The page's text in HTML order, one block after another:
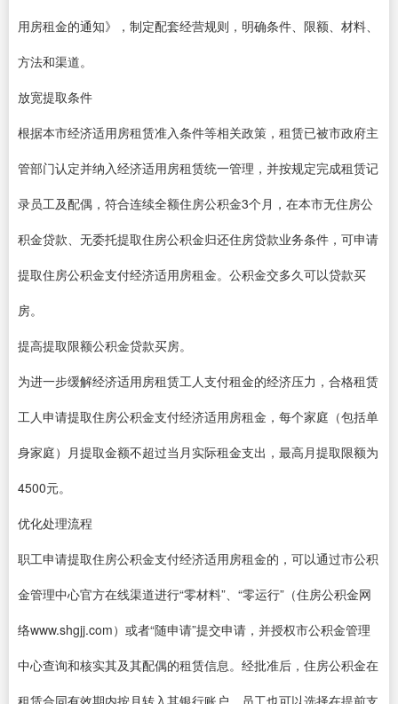
用房租金的通知》，制定配套经营规则，明确条件、限额、材料、
方法和渠道。
放宽提取条件
根据本市经济适用房租赁准入条件等相关政策，租赁已被市政府主
管部门认定并纳入经济适用房租赁统一管理，并按规定完成租赁记
录员工及配偶，符合连续全额住房公积金3个月，在本市无住房公
积金贷款、无委托提取住房公积金归还住房贷款业务条件，可申请
提取住房公积金支付经济适用房租金。公积金交多久可以贷款买
房。
提高提取限额公积金贷款买房。
为进一步缓解经济适用房租赁工人支付租金的经济压力，合格租赁
工人申请提取住房公积金支付经济适用房租金，每个家庭（包括单
身家庭）月提取金额不超过当月实际租金支出，最高月提取限额为
4500元。
优化处理流程
职工申请提取住房公积金支付经济适用房租金的，可以通过市公积
金管理中心官方在线渠道进行“零材料”、“零运行”（住房公积金网
络www.shgjj.com）或者“随申请”提交申请，并授权市公积金管理
中心查询和核实其及其配偶的租赁信息。经批准后，住房公积金在
租赁合同有效期内按月转入其银行账户。员工也可以选择在提前支